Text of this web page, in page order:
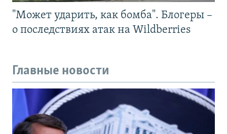
"Может ударить, как бомба". Блогеры –
о последствиях атак на Wildberries
Главные новости